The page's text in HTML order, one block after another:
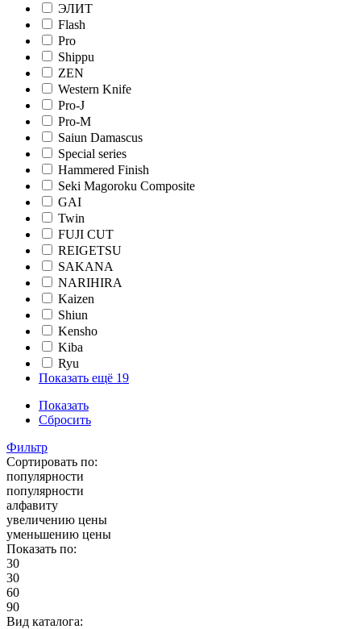
ЭЛИТ
Flash
Pro
Shippu
ZEN
Western Knife
Pro-J
Pro-M
Saiun Damascus
Special series
Hammered Finish
Seki Magoroku Composite
GAI
Twin
FUJI CUT
REIGETSU
SAKANA
NARIHIRA
Kaizen
Shiun
Kensho
Kiba
Ryu
Показать ещё 19
Показать
Сбросить
Фильтр
Сортировать по:
популярности
популярности
алфавиту
увеличению цены
уменьшению цены
Показать по:
30
30
60
90
Вид каталога: